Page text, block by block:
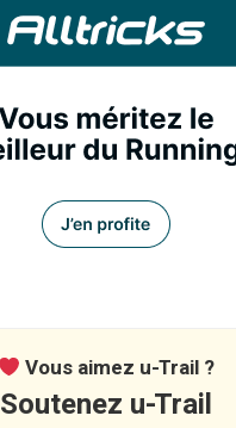
Vous aimez u-Trail ?
Soutenez u-Trail